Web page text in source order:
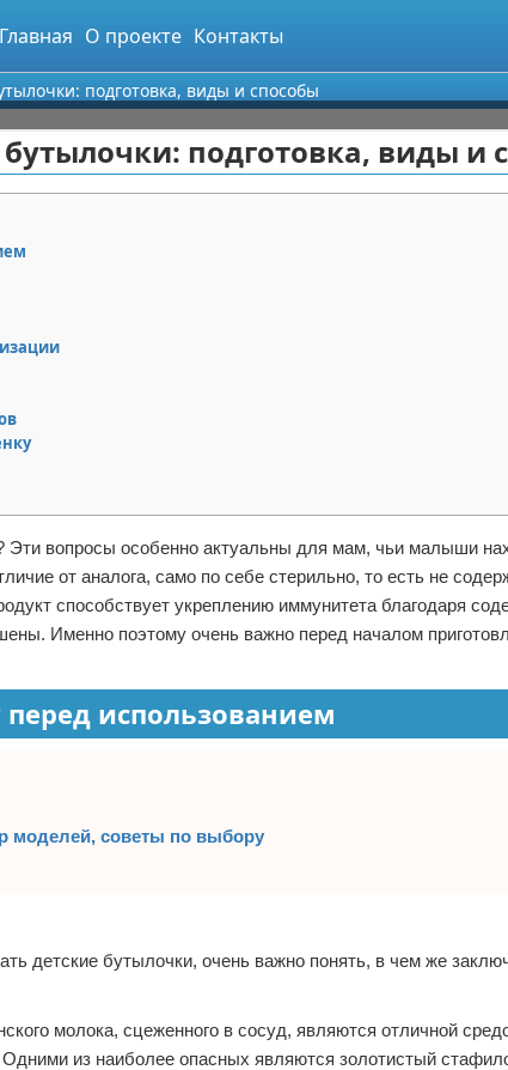
Главная О проекте Контакты
подготовка, виды и способы
подготовка, виды и
Эти вопросы особенно актуальны для мам, чьи малыши
от аналога, само по себе стерильно, то есть не
способствует укреплению иммунитета благодаря
Именно поэтому очень важно перед началом
использованием
моделей, советы по выбору
детские бутылочки, очень важно понять, в чем же
молока, сцеженного в сосуд, являются отличной
из наиболее опасных являются золотистый